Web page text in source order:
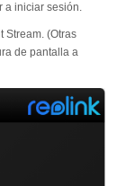
a iniciar sesión.
Stream. (Otras
de pantalla a